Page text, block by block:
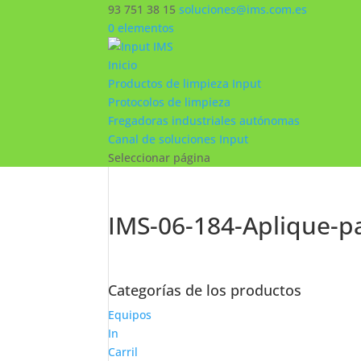
93 751 38 15 soluciones@ims.com.es
0 elementos
Inicio
Productos de limpieza Input
Protocolos de limpieza
Fregadoras industriales autónomas
Canal de soluciones Input
Seleccionar página
IMS-06-184-Aplique-
Categorías de los productos
Equipos
In
Carril